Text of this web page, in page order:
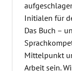
Initialen für
Das Buch –
Mittelpunkt
Arbeit sein.